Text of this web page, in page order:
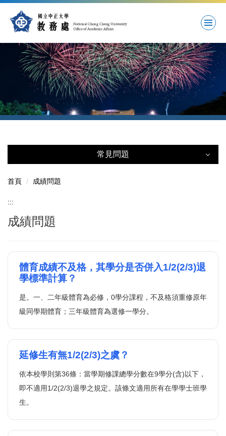
到
常見問題
學籍問題
成績問題
輔系(所、學位學程)問題
雙主修問題
轉系問題
抵免問題
首頁 成績問題
:::
成績問題
體育成績不及格，其學分是否併入1/2(2/3)退
學標準計算？
是。一、二年級體育為必修，0學分課程，不及格須重修原年
級同學期體育；三年級體育為選修一學分。
延修生有無1/2(2/3)之虞？
依本校學則第36條：當學期修課總學分數在9學分(含)以下，
即不適用1/2(2/3)退學之規定。該條文適用所有在學學士班學
生。